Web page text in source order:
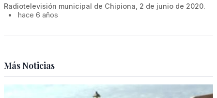
Radiotelevisión municipal de Chipiona, 2 de junio de 2020.
•
hace 6 años
Más Noticias